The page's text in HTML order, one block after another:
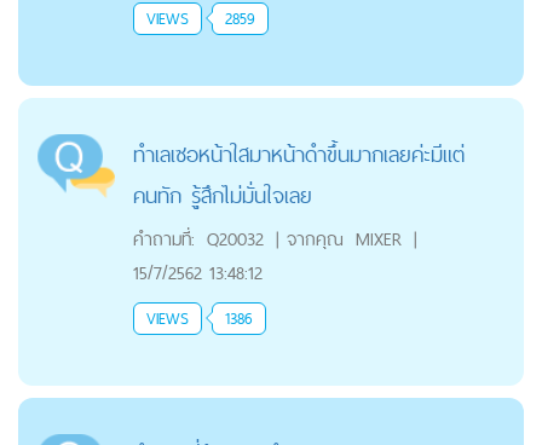
VIEWS 2859
ทำเลเซอหน้าใสมาหน้าดำขึ้นมากเลยค่ะมีแต่
คนทัก รุู้สึกไม่มั่นใจเลย
คำถามที่: Q20032 | จากคุณ MIXER |
15/7/2562 13:48:12
VIEWS 1386